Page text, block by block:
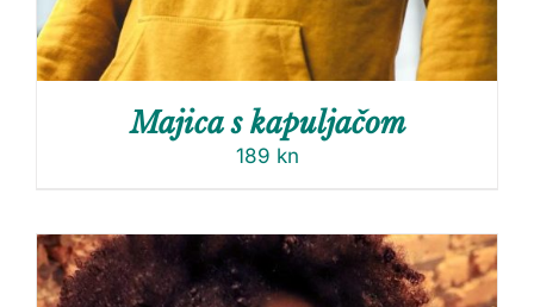
Majica s kapuljačom
189 kn